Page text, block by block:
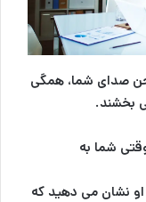
صدای شما، همگی
بخشند.
شما به
او نشان می دهید که